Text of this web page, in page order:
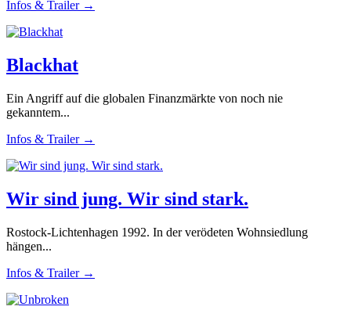
Infos & Trailer →
Blackhat
Ein Angriff auf die globalen Finanzmärkte von noch nie
gekanntem...
Infos & Trailer →
Wir sind jung. Wir sind stark.
Rostock-Lichtenhagen 1992. In der verödeten Wohnsiedlung
hängen...
Infos & Trailer →